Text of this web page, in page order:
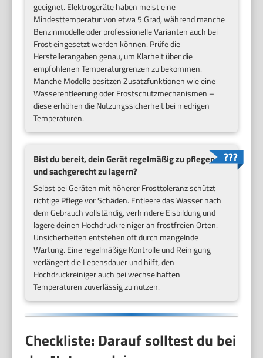
geeignet. Elektrogeräte haben meist eine
Mindesttemperatur von etwa 5 Grad, während manche
Benzinmodelle oder professionelle Varianten auch bei
Frost eingesetzt werden können. Prüfe die
Herstellerangaben genau, um Klarheit über die
empfohlenen Temperaturgrenzen zu bekommen.
Manche Modelle besitzen Zusatzfunktionen wie eine
Wasserentleerung oder Frostschutzmechanismen –
diese erhöhen die Nutzungssicherheit bei niedrigen
Temperaturen.
Bist du bereit, dein Gerät regelmäßig zu pflegen
und sachgerecht zu lagern?
Selbst bei Geräten mit höherer Frosttoleranz schützt
richtige Pflege vor Schäden. Entleere das Wasser nach
dem Gebrauch vollständig, verhindere Eisbildung und
lagere deinen Hochdruckreiniger an frostfreien Orten.
Unsicherheiten entstehen oft durch mangelnde
Wartung. Eine regelmäßige Kontrolle und Reinigung
verlängert die Lebensdauer und hilft, den
Hochdruckreiniger auch bei wechselhaften
Temperaturen zuverlässig zu nutzen.
Checkliste: Darauf solltest du bei